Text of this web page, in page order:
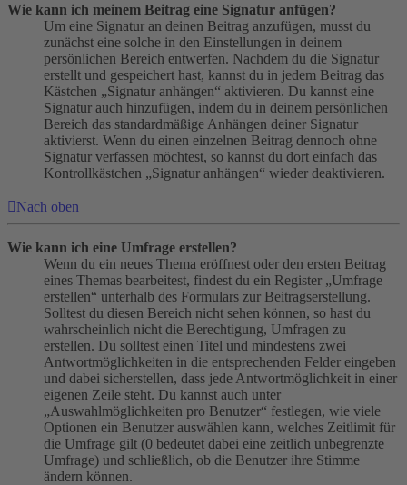
Wie kann ich meinem Beitrag eine Signatur anfügen?
Um eine Signatur an deinen Beitrag anzufügen, musst du
zunächst eine solche in den Einstellungen in deinem
persönlichen Bereich entwerfen. Nachdem du die Signatur
erstellt und gespeichert hast, kannst du in jedem Beitrag das
Kästchen „Signatur anhängen“ aktivieren. Du kannst eine
Signatur auch hinzufügen, indem du in deinem persönlichen
Bereich das standardmäßige Anhängen deiner Signatur
aktivierst. Wenn du einen einzelnen Beitrag dennoch ohne
Signatur verfassen möchtest, so kannst du dort einfach das
Kontrollkästchen „Signatur anhängen“ wieder deaktivieren.
Nach oben
Wie kann ich eine Umfrage erstellen?
Wenn du ein neues Thema eröffnest oder den ersten Beitrag
eines Themas bearbeitest, findest du ein Register „Umfrage
erstellen“ unterhalb des Formulars zur Beitragserstellung.
Solltest du diesen Bereich nicht sehen können, so hast du
wahrscheinlich nicht die Berechtigung, Umfragen zu
erstellen. Du solltest einen Titel und mindestens zwei
Antwortmöglichkeiten in die entsprechenden Felder eingeben
und dabei sicherstellen, dass jede Antwortmöglichkeit in einer
eigenen Zeile steht. Du kannst auch unter
„Auswahlmöglichkeiten pro Benutzer“ festlegen, wie viele
Optionen ein Benutzer auswählen kann, welches Zeitlimit für
die Umfrage gilt (0 bedeutet dabei eine zeitlich unbegrenzte
Umfrage) und schließlich, ob die Benutzer ihre Stimme
ändern können.